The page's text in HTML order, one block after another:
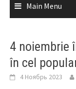
Main Menu
4 noiembrie
în cel
4 Ноябрь 2023